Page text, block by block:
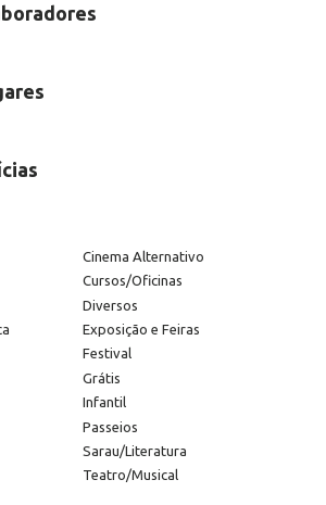
Cinema Alternativo
Cursos/Oficinas
Diversos
Exposição e Feiras
Festival
Grátis
Infantil
Passeios
Sarau/Literatura
Teatro/Musical